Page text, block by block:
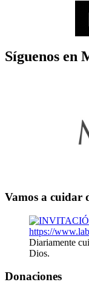
Síguenos en
Vamos a cuidar
Diariamente
Dios.
Donaciones